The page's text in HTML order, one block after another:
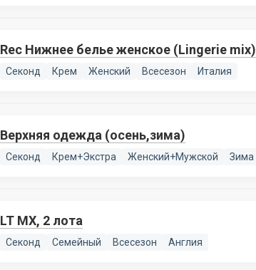
Rec Нижнее белье женское (Lingerie mix)
Секонд Крем Женский Всесезон Италия
Верхняя одежда (осень,зима)
Секонд Крем+Экстра Женский+Мужской Зима
LT MX, 2 лота
Секонд Семейный Всесезон Англия